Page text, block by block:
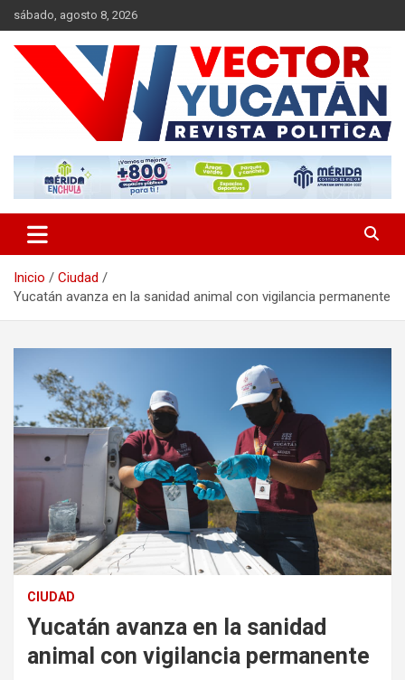
Saltar
al
contenido
sábado, agosto 8, 2026
Vector Yucatán
Inicio
Ciudad
Yucatán avanza en la sanidad animal con vigilancia permanente
CIUDAD
Yucatán avanza en la sanidad
animal con vigilancia permanente